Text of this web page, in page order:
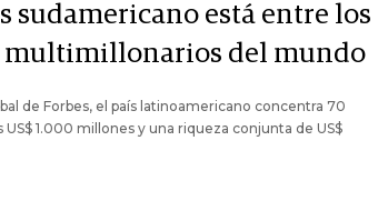
sudamericano está entre los
multimillonarios del mundo
de Forbes, el país latinoamericano concentra 70
1.000 millones y una riqueza conjunta de US$